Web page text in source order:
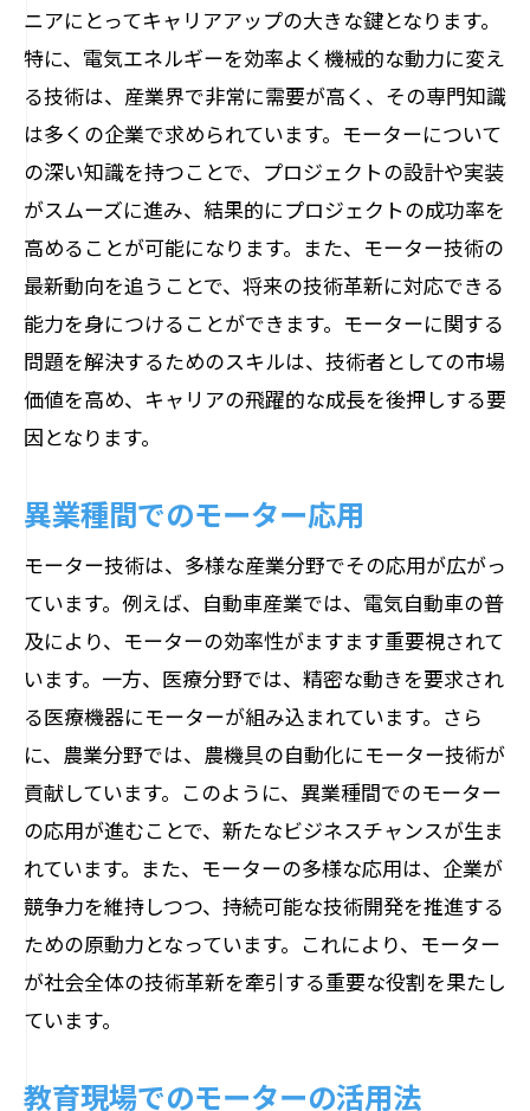
ニアにとってキャリアアップの大きな鍵となります。
特に、電気エネルギーを効率よく機械的な動力に変え
る技術は、産業界で非常に需要が高く、その専門知識
は多くの企業で求められています。モーターについて
の深い知識を持つことで、プロジェクトの設計や実装
がスムーズに進み、結果的にプロジェクトの成功率を
高めることが可能になります。また、モーター技術の
最新動向を追うことで、将来の技術革新に対応できる
能力を身につけることができます。モーターに関する
問題を解決するためのスキルは、技術者としての市場
価値を高め、キャリアの飛躍的な成長を後押しする要
因となります。
異業種間でのモーター応用
モーター技術は、多様な産業分野でその応用が広がっ
ています。例えば、自動車産業では、電気自動車の普
及により、モーターの効率性がますます重要視されて
います。一方、医療分野では、精密な動きを要求され
る医療機器にモーターが組み込まれています。さら
に、農業分野では、農機具の自動化にモーター技術が
貢献しています。このように、異業種間でのモーター
の応用が進むことで、新たなビジネスチャンスが生ま
れています。また、モーターの多様な応用は、企業が
競争力を維持しつつ、持続可能な技術開発を推進する
ための原動力となっています。これにより、モーター
が社会全体の技術革新を牽引する重要な役割を果たし
ています。
教育現場でのモーターの活用法